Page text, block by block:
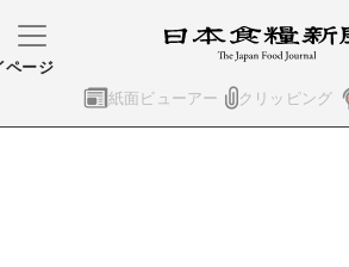
紙面ビューアー クリッピング
ページ